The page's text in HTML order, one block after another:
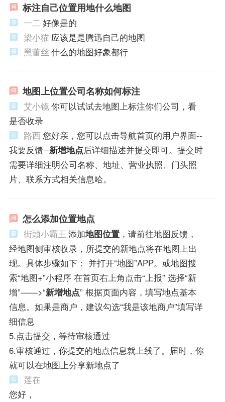
标注自己位置用地什么地图
一二 好像是的
梁小猫 应该是是腾迅自己的地图
黑蕾丝 什么的地图好象都行
地图上位置公司名称如何标注
艾小镜你可以试试去地图上标注你们公司，看
是否收录
路西您好亲，您可以点击导航首页的用户界面--
我要反馈--新增地点后详细描述并提交即可。提交时
需要详细注明公司名称、地址、营业执照、门头照
片、联系方式相关信息哈。
怎么添加位置地点
街頭小霸王 添加地图位置，请前往地图反馈，
经地图侧审核收录，所提交的新地点将在地图上出
现。具体步骤如下： 并打开“地图”APP。或地图搜
索“地图+”小程序 在首页右上角点击“上报” 选择“新
增”——>“新增地点” 根据页面内容，填写地点基本
信息。如果是商户，建议勾选“我是该地商户”填写详
细信息
5.点击提交，等待审核通过
6.审核通过，你提交的地点信息就上线了。届时，你
就可以在地图上分享新地点了
莲在
您好，